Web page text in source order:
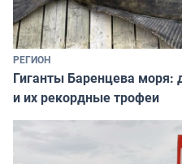
РЕГИОН
Гиганты Баренцева моря:
и их рекордные трофеи